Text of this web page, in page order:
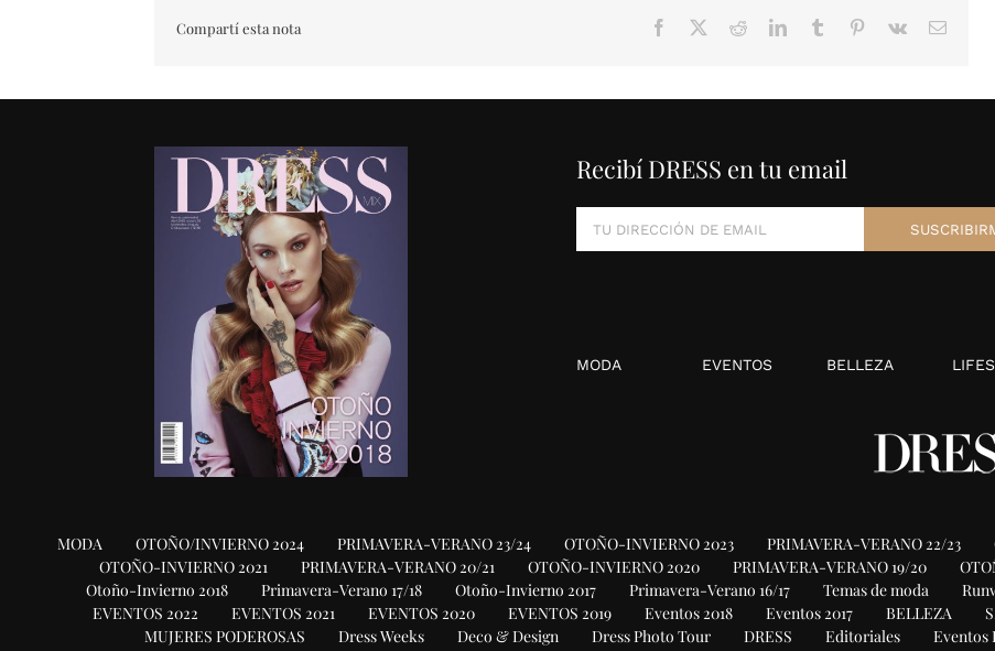
Compartí esta nota Facebook RedditLinkedInTumblr Pinterest
Vk Email
Recibí DRESS en tu email
MODA EVENTOS BELLEZA
MODA OTOÑO/INVIERNO 2024 PRIMAVERA-VERANO 23/24 OTOÑO-INVIERNO 2023 PRIMAVERA-VERANO 22/23
OTOÑO-INVIERNO 2021
PRIMAVERA-VERANO 20/21 OTOÑO-INVIERNO 2020 PRIMAVERA-VERANO 19/20
Otoño-Invierno 2018
Primavera-Verano 17/18 Otoño-Invierno 2017 Primavera-Verano 16/17 Temas de moda
EVENTOS 2022
EVENTOS 2021 EVENTOS 2020 EVENTOS 2019 Eventos 2018 Eventos 2017 BELLEZA
MUJERES PODEROSAS
Dress Weeks Deco & Design Dress Photo Tour DRESS Editoriales Eventos